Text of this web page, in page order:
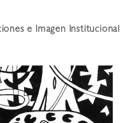
e Imagen Institucional